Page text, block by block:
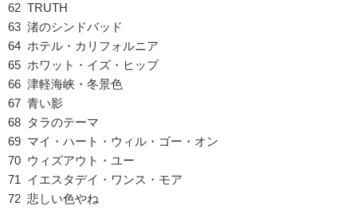
62 TRUTH
63 渚のシンドバッド
64 ホテル・カリフォルニア
65 ホワット・イズ・ヒップ
66 津軽海峡・冬景色
67 青い影
68 タラのテーマ
69 マイ・ハート・ウィル・ゴー・オン
70 ウィズアウト・ユー
71 イエスタデイ・ワンス・モア
72 悲しい色やね